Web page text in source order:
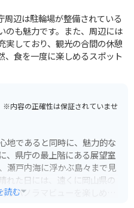
周辺は駐輪場が整備されている
のも魅力です。また、周辺には
実しており、観光の合間の休憩
、食を一度に楽しめるスポット
※内容の正確性は保証されていませ
地であると同時に、魅力的な
、県庁の最上階にある展望室
瀬戸内海に浮かぶ島々まで見
れた日には、遠くに岡山県の
なパノラマビューを楽しめま
読む